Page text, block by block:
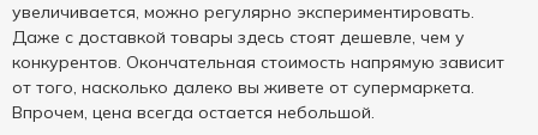
увеличивается, можно регулярно экспериментировать.
Даже с доставкой товары здесь стоят дешевле, чем у
конкурентов. Окончательная стоимость напрямую зависит
от того, насколько далеко вы живете от супермаркета.
Впрочем, цена всегда остается небольшой.